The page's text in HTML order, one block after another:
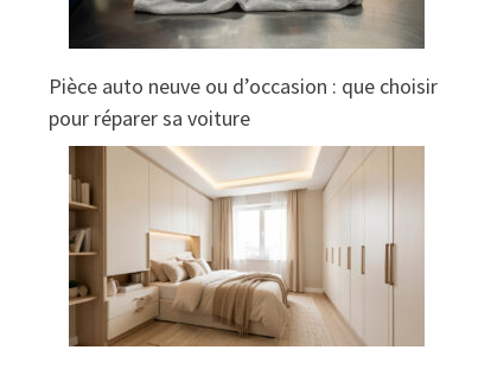
Pièce auto neuve ou d’occasion : que choisir
pour réparer sa voiture